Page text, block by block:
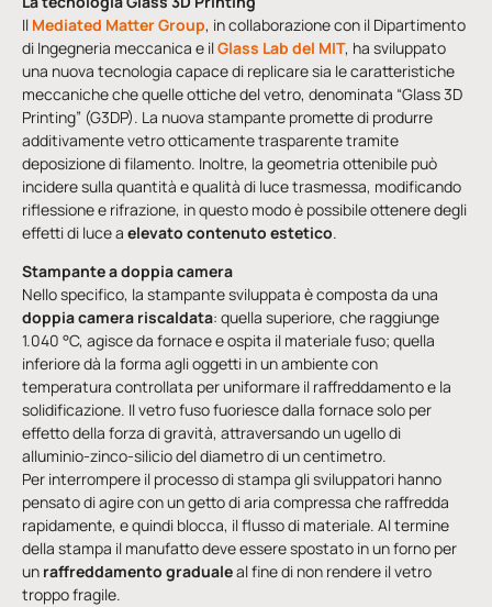
Il Mediated Matter Group, in collaborazione con il Dipartimento
di Ingegneria meccanica e ilGlass Lab del MIT, ha sviluppato
una nuova tecnologia capace di replicare sia le caratteristiche
meccaniche che quelle ottiche del vetro, denominata “Glass 3D
Printing” (G3DP). La nuova stampante promette di produrre
additivamente vetro otticamente trasparente tramite
deposizione di filamento. Inoltre, la geometria ottenibile può
incidere sulla quantità e qualità di luce trasmessa, modificando
riflessione e rifrazione, in questo modo è possibile ottenere degli
effetti di luce a elevato contenuto estetico.
Stampante a doppia camera
Nello specifico, la stampante sviluppata è composta da una
doppia camera riscaldata: quella superiore, che raggiunge
1.040 °C, agisce da fornace e ospita il materiale fuso; quella
inferiore dà la forma agli oggetti in un ambiente con
temperatura controllata per uniformare il raffreddamento e la
solidificazione. Il vetro fuso fuoriesce dalla fornace solo per
effetto della forza di gravità, attraversando un ugello di
alluminio-zinco-silicio del diametro di un centimetro.
Per interrompere il processo di stampa gli sviluppatori hanno
pensato di agire con un getto di aria compressa che raffredda
rapidamente, e quindi blocca, il flusso di materiale. Al termine
della stampa il manufatto deve essere spostato in un forno per
un raffreddamento gradualeal fine di non rendere il vetro
troppo fragile.